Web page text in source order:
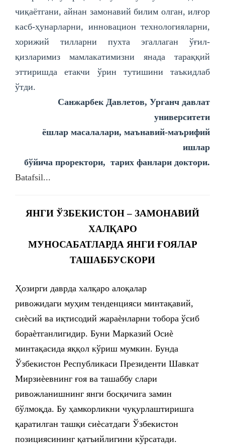
чиқаётгани, айнан замонавий билим олган, илғор
касб-ҳунарларни, инновацион технологияларни,
хорижий тилларни пухта эгаллаган ўғил-
қизларимиз мамлакатимизни янада тараққий
эттиришда етакчи ўрин тутишини таъкидлаб
ўтди.
Санжарбек Давлетов, Урганч давлат
университети
ёшлар масалалари, маънавий-маърифий
ишлар
бўйича проректори, тарих фанлари доктори.
Batafsil...
ЯНГИ ЎЗБЕКИСТОН – ЗАМОНАВИЙ
ХАЛҚАРО
МУНОСАБАТЛАРДА ЯНГИ ҒОЯЛАР
ТАШАББУСКОРИ
Ҳозирги даврда халқаро алоқалар
ривожидаги муҳим тенденцияси минтақавий,
сиѐсий ва иқтисодий жараѐнларни тобора ўсиб
бораѐтганлигидир. Буни Марказий Осиѐ
минтақасида яққол кўриш мумкин. Бунда
Ўзбекистон Республикаси Президенти Шавкат
Мирзиѐевнинг ғоя ва ташаббу слари
ривожланишнинг янги босқичига замин
бўлмоқда. Бу ҳамкорликни чуқурлаштиришга
қаратилган ташқи сиѐсатдаги Ўзбекистон
позициясининг қатъийлигини кўрсатади.